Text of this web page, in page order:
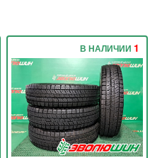
В НАЛИЧИИ 1